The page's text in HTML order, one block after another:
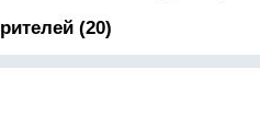
(20)